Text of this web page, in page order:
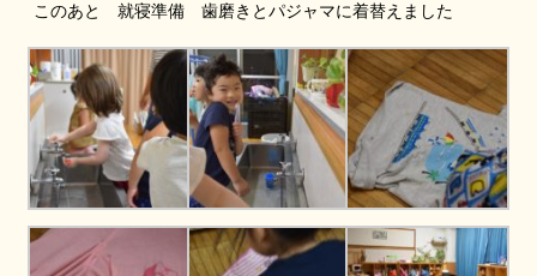
このあと 就寝準備 歯磨きとパジャマに着替えました